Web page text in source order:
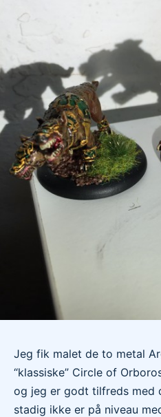
Jeg fik malet de to metal
“klassiske” Circle of
og jeg er godt tilfreds med
stadig ikke er på niveau